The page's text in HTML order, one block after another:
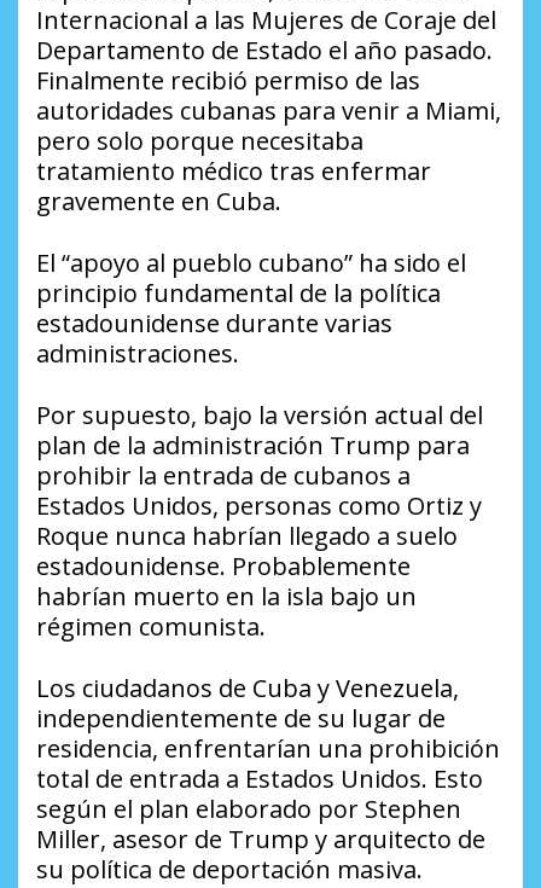
Internacional a las Mujeres de Coraje del
Departamento de Estado el año pasado.
Finalmente recibió permiso de las
autoridades cubanas para venir a Miami,
pero solo porque necesitaba
tratamiento médico tras enfermar
gravemente en Cuba.
El “apoyo al pueblo cubano” ha sido el
principio fundamental de la política
estadounidense durante varias
administraciones.
Por supuesto, bajo la versión actual del
plan de la administración Trump para
prohibir la entrada de cubanos a
Estados Unidos, personas como Ortiz y
Roque nunca habrían llegado a suelo
estadounidense. Probablemente
habrían muerto en la isla bajo un
régimen comunista.
Los ciudadanos de Cuba y Venezuela,
independientemente de su lugar de
residencia, enfrentarían una prohibición
total de entrada a Estados Unidos. Esto
según el plan elaborado por Stephen
Miller, asesor de Trump y arquitecto de
su política de deportación masiva.